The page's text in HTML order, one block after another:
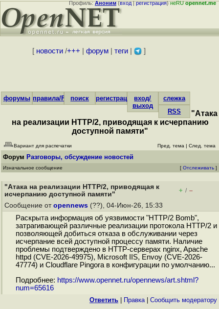
Профиль:Аноним(вход|регистрация)неRUopennet.me
[ новости/+++ форум| теги| ]
форумы правила/FAQпоиск регистрациявход/
выход
слежка
RSS
"Атака
на реализации HTTP/2, приводящая к исчерпанию
доступной памяти"
Вариант для распечатки Пред. тема | След. тема
Форум Разговоры, обсуждение новостей
Изначальное сообщение [ Отслеживать ]
"Атака на реализации HTTP/2, приводящая к
исчерпанию доступной памяти"
+ / –
Сообщение от opennews (??), 04-Июн-26, 15:33
Раскрыта информация об уязвимости "HTTP/2 Bomb",
затрагивающей различные реализации протокола HTTP/2 и
позволяющей добиться отказа в обслуживании через
исчерпание всей доступной процессу памяти. Наличие
проблемы подтверждено в HTTP-серверах nginx, Apache
httpd (CVE-2026-49975), Microsoft IIS, Envoy (CVE-2026-
47774) и Cloudflare Pingora в конфигурации по умолчанию...
Подробнее: https://www.opennet.ru/opennews/art.shtml?
num=65616
Ответить Правка| Cообщить модератору